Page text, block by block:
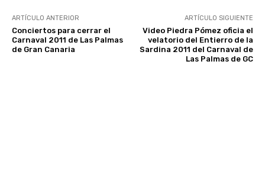
ARTÍCULO ANTERIOR
Conciertos para cerrar el
Carnaval 2011 de Las Palmas
de Gran Canaria
ARTÍCULO SIGUIENTE
Video Piedra Pómez oficia el
velatorio del Entierro de la
Sardina 2011 del Carnaval de
Las Palmas de GC